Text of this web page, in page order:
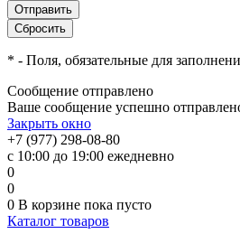
* - Поля, обязательные для
Сообщение отправлено
Ваше сообщение успешно
Закрыть окно
+7 (977) 298-08-80
с 10:00 до 19:00 ежедневно
0
0
0 В корзине пока пусто
Каталог товаров